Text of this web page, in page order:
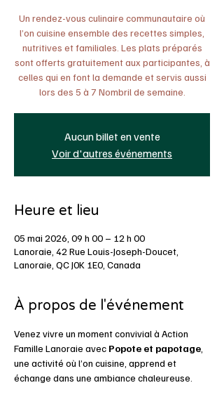
Un rendez-vous culinaire communautaire où
l’on cuisine ensemble des recettes simples,
nutritives et familiales. Les plats préparés
sont offerts gratuitement aux participantes, à
celles qui en font la demande et servis aussi
lors des 5 à 7 Nombril de semaine.
Aucun billet en vente
Voir d'autres événements
Heure et lieu
05 mai 2026, 09 h 00 – 12 h 00
Lanoraie, 42 Rue Louis-Joseph-Doucet,
Lanoraie, QC J0K 1E0, Canada
À propos de l'événement
Venez vivre un moment convivial à Action
Famille Lanoraie avec Popote et papotage
une activité où l’on cuisine, apprend et
échange dans une ambiance chaleureuse.